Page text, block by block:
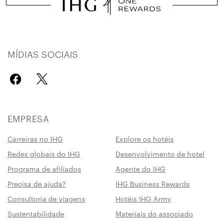
MÍDIAS SOCIAIS
EMPRESA
Carreiras no IHG
Explore os hotéis
Redes globais do IHG
Desenvolvimento de hotel
Programa de afiliados
Agente do IHG
Precisa de ajuda?
IHG Business Rewards
Consultoria de viagens
Hotéis IHG Army
Sustentabilidade
Materiais do associado